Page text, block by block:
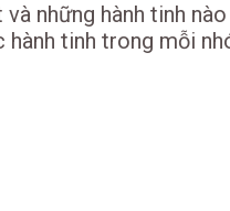
những hành tinh
tinh trong mỗi